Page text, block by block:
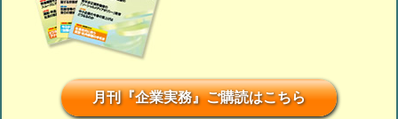
月刊『企業実務』ご購読はこちら